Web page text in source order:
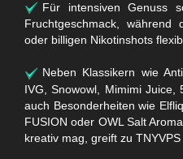
Für intensiven Genuss
Fruchtgeschmack, während
oder billigen Nikotinshots
Neben Klassikern wie
IVG, Snowowl, Mimimi Juice,
auch Besonderheiten wie
FUSION oder OWL Salt
kreativ mag, greift zu TNYVPS